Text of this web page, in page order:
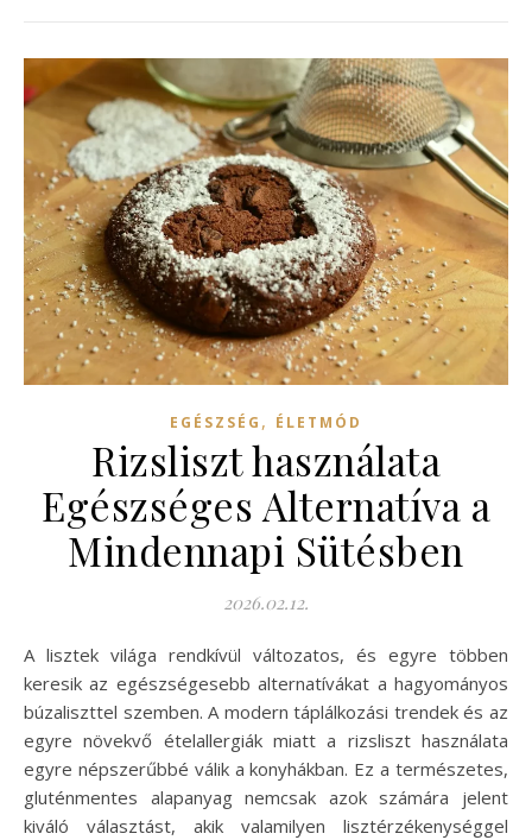
EGÉSZSÉG , ÉLETMÓD
Rizsliszt használata
Egészséges Alternatíva a
Mindennapi Sütésben
2026.02.12.
A lisztek világa rendkívül változatos, és egyre többen
keresik az egészségesebb alternatívákat a hagyományos
búzaliszttel szemben. A modern táplálkozási trendek és az
egyre növekvő ételallergiák miatt a rizsliszt használata
egyre népszerűbbé válik a konyhákban. Ez a természetes,
gluténmentes alapanyag nemcsak azok számára jelent
kiváló választást, akik valamilyen lisztérzékenységgel